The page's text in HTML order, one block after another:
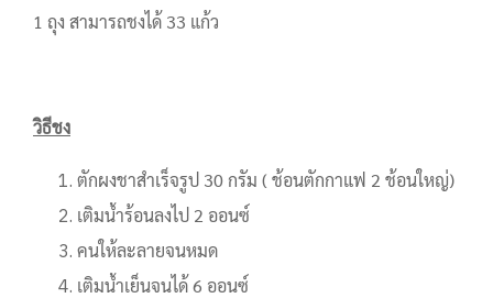
1 ถุง สามารถชงได้ 33 แก้ว
วิธีชง
ตักผงชาสำเร็จรูป 30 กรัม ( ช้อนตักกาแฟ 2 ช้อนใหญ่)
เติมน้ำร้อนลงไป 2 ออนซ์
คนให้ละลายจนหมด
เติมน้ำเย็นจนได้ 6 ออนซ์